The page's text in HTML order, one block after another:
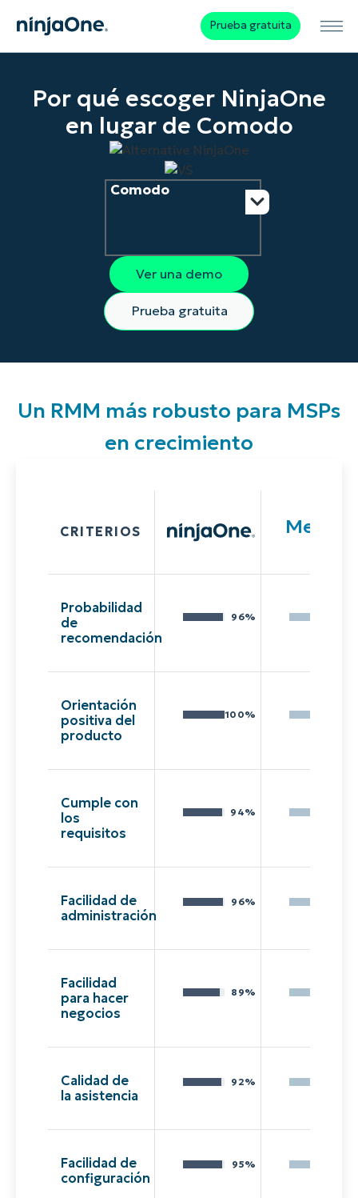
Prueba gratuita
Por qué escoger NinjaOne
en lugar de Comodo
Comodo
Ver una demo
Prueba gratuita
Un RMM más robusto para MSPs
en crecimiento
CRITERIOS Media
Probabilidad
de
recomendación
96%
Orientación
positiva del
producto
100%
Cumple con
los
requisitos
94%
Facilidad de
administración
96%
Facilidad
para hacer
negocios
89%
Calidad de
la asistencia
92%
Facilidad de
configuración
95%